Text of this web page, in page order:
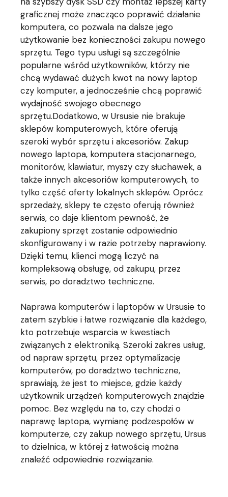
graficznej może znacząco poprawić działanie
komputera, co pozwala na dalsze jego
użytkowanie bez konieczności zakupu nowego
sprzętu. Tego typu usługi są szczególnie
popularne wśród użytkowników, którzy nie
chcą wydawać dużych kwot na nowy laptop
czy komputer, a jednocześnie chcą poprawić
wydajność swojego obecnego
sprzętu.Dodatkowo, w Ursusie nie brakuje
sklepów komputerowych, które oferują
szeroki wybór sprzętu i akcesoriów. Zakup
nowego laptopa, komputera stacjonarnego,
monitorów, klawiatur, myszy czy słuchawek, a
także innych akcesoriów komputerowych, to
tylko część oferty lokalnych sklepów. Oprócz
sprzedaży, sklepy te często oferują również
serwis, co daje klientom pewność, że
zakupiony sprzęt zostanie odpowiednio
skonfigurowany i w razie potrzeby naprawiony.
Dzięki temu, klienci mogą liczyć na
kompleksową obsługę, od zakupu, przez
serwis, po doradztwo techniczne.
Naprawa komputerów i laptopów w Ursusie to
zatem szybkie i łatwe rozwiązanie dla każdego,
kto potrzebuje wsparcia w kwestiach
związanych z elektroniką. Szeroki zakres usług,
od napraw sprzętu, przez optymalizację
komputerów, po doradztwo techniczne,
sprawiają, że jest to miejsce, gdzie każdy
użytkownik urządzeń komputerowych znajdzie
pomoc. Bez względu na to, czy chodzi o
naprawę laptopa, wymianę podzespołów w
komputerze, czy zakup nowego sprzętu, Ursus
to dzielnica, w której z łatwością można
znaleźć odpowiednie rozwiązanie.